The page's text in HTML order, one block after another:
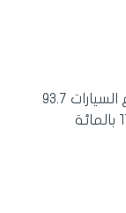
بنهاية شهر يونيو 2026، بلغت صادرات قطاع السيارات 93.7